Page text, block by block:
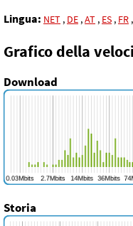
Lingua: NET , DE ,AT , ES , FR ,
Grafico della
Download
Storia